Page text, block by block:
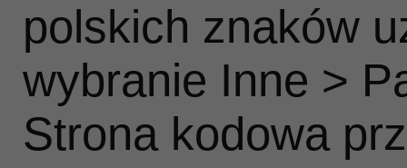
polskich znaków
wybranie Inne >
Strona kodowa